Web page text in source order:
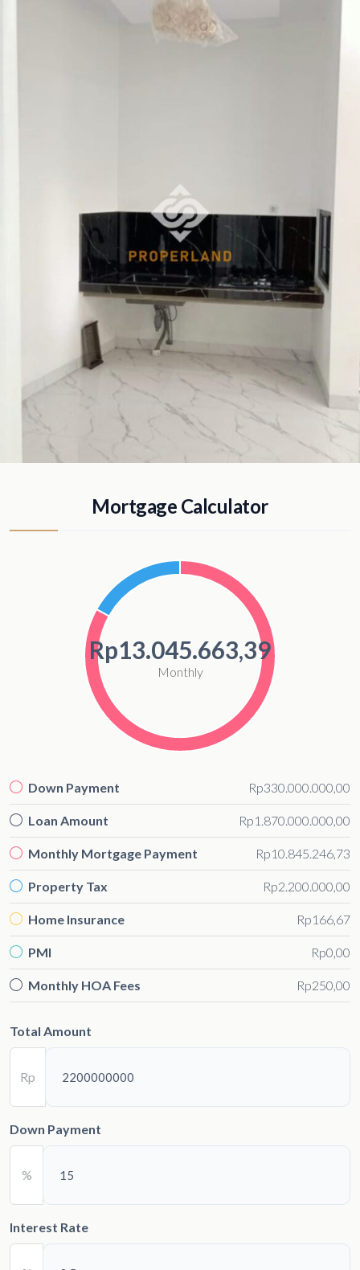
Mortgage Calculator
Rp13.045.663,39
Monthly
Down Payment Rp330.000.000,00
Loan Amount Rp1.870.000.000,00
Monthly Mortgage Payment Rp10.845.246,73
Property Tax Rp2.200.000,00
Home Insurance Rp166,67
PMI Rp0,00
Monthly HOA Fees Rp250,00
Total Amount
Rp
Down Payment
%
Interest Rate